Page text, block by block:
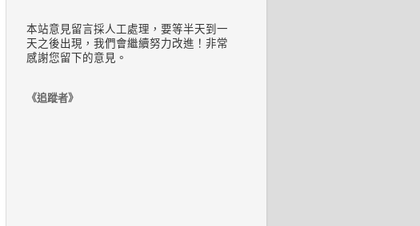
本站意見留言採人工處理，要等半天到一
天之後出現，我們會繼續努力改進！非常
感謝您留下的意見。
《追蹤者》